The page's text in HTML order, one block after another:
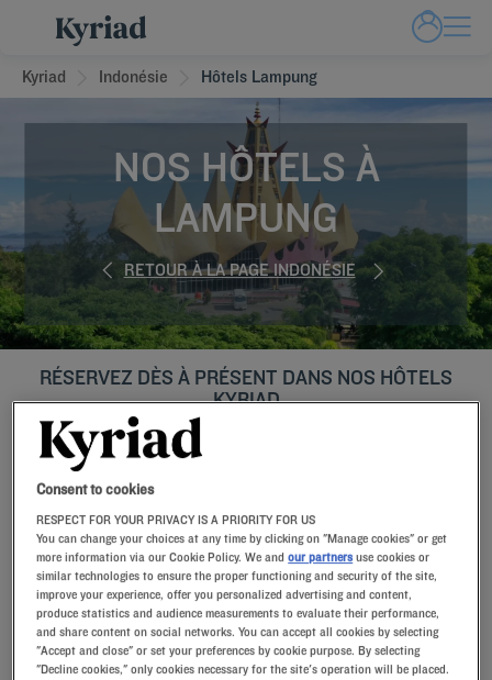
Kyriad Indonésie Hôtels Lampung
NOS HÔTELS À
LAMPUNG
RETOUR À LA PAGE INDONÉSIE
RÉSERVEZ DÈS À PRÉSENT DANS NOS HÔTELS
KYRIAD
Navigate forward to interact with the calendar and select a date. Press
Navigate backward to interact with
Consent to cookies
RESPECT FOR YOUR PRIVACY IS A PRIORITY FOR US
You can change your choices at any time by clicking on "Manage cookies" or get
more information via our Cookie Policy. We andour partners use cookies or
similar technologies to ensure the proper functioning and security of the site,
improve your experience, offer you personalized advertising and content,
produce statistics and audience measurements to evaluate their performance,
and share content on social networks. You can accept all cookies by selecting
"Accept and close" or set your preferences by cookie purpose. By selecting
"Decline cookies," only cookies necessary for the site's operation will be placed.